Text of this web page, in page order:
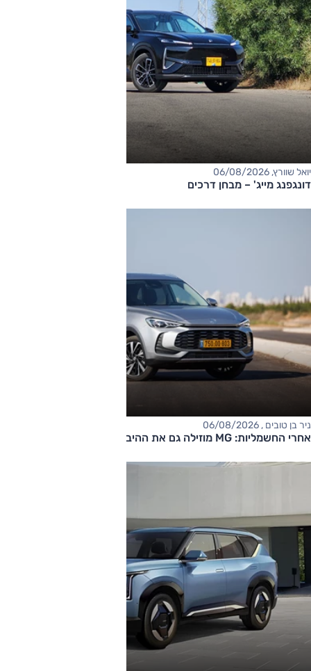
יואל שוורץ, 06/08/2026
דונגפנג מייג' – מבחן דרכים
ניר בן טובים , 06/08/2026
אחרי החשמליות: MG מוזילה גם את ההיברידיות